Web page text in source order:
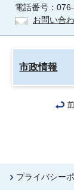
電話番号：
お問い合
市政情報
プライバシー